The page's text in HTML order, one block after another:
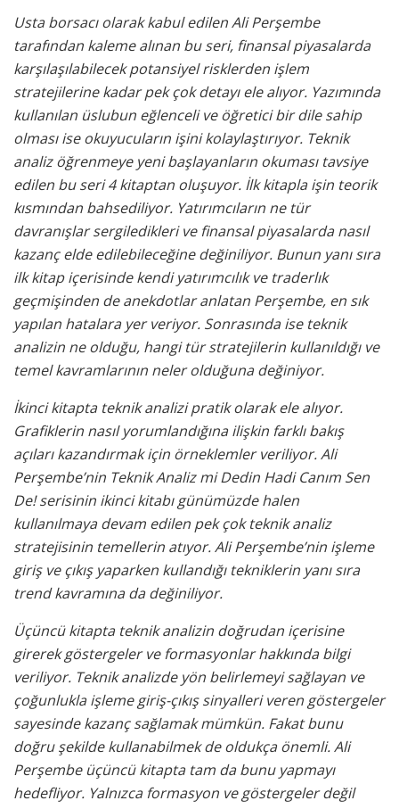
Usta borsacı olarak kabul edilen Ali Perşembe
tarafından kaleme alınan bu seri, finansal piyasalarda
karşılaşılabilecek potansiyel risklerden işlem
stratejilerine kadar pek çok detayı ele alıyor. Yazımında
kullanılan üslubun eğlenceli ve öğretici bir dile sahip
olması ise okuyucuların işini kolaylaştırıyor. Teknik
analiz öğrenmeye yeni başlayanların okuması tavsiye
edilen bu seri 4 kitaptan oluşuyor. İlk kitapla işin teorik
kısmından bahsediliyor. Yatırımcıların ne tür
davranışlar sergiledikleri ve finansal piyasalarda nasıl
kazanç elde edilebileceğine değiniliyor. Bunun yanı sıra
ilk kitap içerisinde kendi yatırımcılık ve traderlık
geçmişinden de anekdotlar anlatan Perşembe, en sık
yapılan hatalara yer veriyor. Sonrasında ise teknik
analizin ne olduğu, hangi tür stratejilerin kullanıldığı ve
temel kavramlarının neler olduğuna değiniyor.
İkinci kitapta teknik analizi pratik olarak ele alıyor.
Grafiklerin nasıl yorumlandığına ilişkin farklı bakış
açıları kazandırmak için örneklemler veriliyor. Ali
Perşembe’nin Teknik Analiz mi Dedin Hadi Canım Sen
De! serisinin ikinci kitabı günümüzde halen
kullanılmaya devam edilen pek çok teknik analiz
stratejisinin temellerin atıyor. Ali Perşembe’nin işleme
giriş ve çıkış yaparken kullandığı tekniklerin yanı sıra
trend kavramına da değiniliyor.
Üçüncü kitapta teknik analizin doğrudan içerisine
girerek göstergeler ve formasyonlar hakkında bilgi
veriliyor. Teknik analizde yön belirlemeyi sağlayan ve
çoğunlukla işleme giriş-çıkış sinyalleri veren göstergeler
sayesinde kazanç sağlamak mümkün. Fakat bunu
doğru şekilde kullanabilmek de oldukça önemli. Ali
Perşembe üçüncü kitapta tam da bunu yapmayı
hedefliyor. Yalnızca formasyon ve göstergeler değil